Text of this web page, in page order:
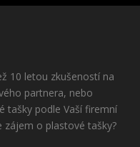
10 letou zkušeností na
partnera, nebo
tašky podle Vaší firemní
o plastové tašky?